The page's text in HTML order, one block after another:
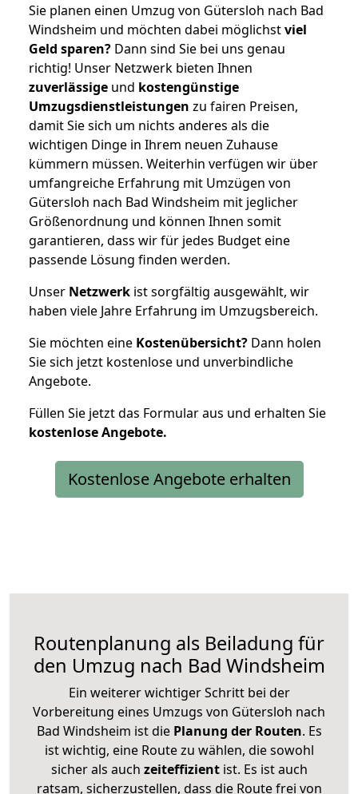
Sie planen einen Umzug von Gütersloh nach Bad
Windsheim und möchten dabei möglichstviel
Geld sparen? Dann sind Sie bei uns genau
richtig! Unser Netzwerk bieten Ihnen
zuverlässige und kostengünstige
Umzugsdienstleistungen zu fairen Preisen,
damit Sie sich um nichts anderes als die
wichtigen Dinge in Ihrem neuen Zuhause
kümmern müssen. Weiterhin verfügen wir über
umfangreiche Erfahrung mit Umzügen von
Gütersloh nach Bad Windsheim mit jeglicher
Größenordnung und können Ihnen somit
garantieren, dass wir für jedes Budget eine
passende Lösung finden werden.
Unser Netzwerk ist sorgfältig ausgewählt, wir
haben viele Jahre Erfahrung im Umzugsbereich.
Sie möchten eine Kostenübersicht? Dann holen
Sie sich jetzt kostenlose und unverbindliche
Angebote.
Füllen Sie jetzt das Formular aus und erhalten Sie
kostenloseAngebote.
Kostenlose Angebote erhalten
Routenplanung als Beiladung für
den Umzug nach Bad Windsheim
Ein weiterer wichtiger Schritt bei der
Vorbereitung eines Umzugs von Gütersloh nach
Bad Windsheim ist diePlanung der Routen. Es
ist wichtig, eine Route zu wählen, die sowohl
sicher als auch zeiteffizientist. Es ist auch
ratsam, sicherzustellen, dass die Route frei von